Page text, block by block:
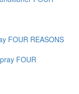
FOUR REASONS